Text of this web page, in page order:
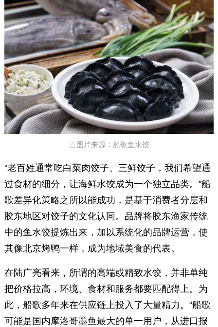
△图片来源：船歌鱼水饺
“老百姓通常吃白菜肉饺子、三鲜饺子，我们希望通
过食材的细分，让海鲜水饺成为一个独立品类。”船
歌差异化策略之所以能成功，是基于消费者分层和
胶东地区对饺子的文化认同。品牌将胶东渔家传统
中的鱼水饺提炼出来，加以系统化的品牌运营，使
其像北京烤鸭一样，成为地域美食的代表。
在陆广亮看来，所谓的高端或精致水饺，并非单纯
把价格拉高，环境、食材和服务都要匹配得上。为
此，船歌多年来在供应链上投入了大量精力。“船歌
可能是国内摩洛哥墨鱼最大的单一用户，从进口报